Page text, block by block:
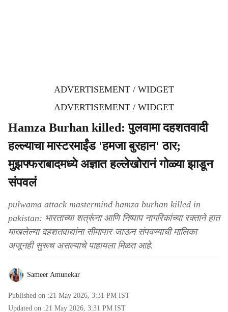
ADVERTISEMENT / WIDGET
ADVERTISEMENT / WIDGET
Hamza Burhan killed: पुलवामा दहशतवादी
हल्ल्याचा मास्टरमाईंड 'हमजा बुरहान' ठार;
मुझफ्फराबादमध्ये अज्ञात हल्लेखोरानं गोळ्या झाडून
संपवलं
pulwama attack mastermind hamza burhan killed in
pakistan: भारताच्या शत्रूंना आणि निष्पाप नागरिकांच्या रक्ताने हात
माखलेल्या दहशतवाद्यांना सीमापार जाऊन संपवण्याची मालिका
अजूनही सुरूच असल्याचे पाहायला मिळत आहे.
Sameer Amunekar
Published on :21 May 2026, 3:31 PM IST
Updated on :21 May 2026, 3:31 PM IST